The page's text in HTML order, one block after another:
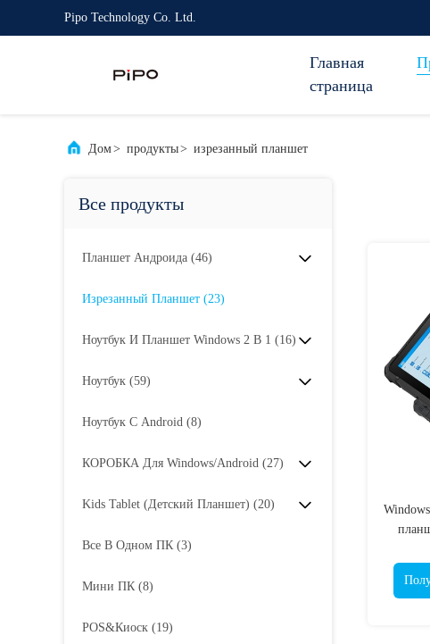
Pipo Technology Co. Ltd.
Главная
страница
Дом> продукты> изрезанный планшет
Все продукты
Планшет Андроида (46)
Изрезанный Планшет (23)
Ноутбук И Планшет Windows 2 В 1 (16)
Ноутбук (59)
Ноутбук С Android (8)
КОРОБКА Для Windows/Android (27)
Kids Tablet (Детский Планшет) (20)
Все В Одном ПК (3)
Мини ПК (8)
POS&киоск (19)